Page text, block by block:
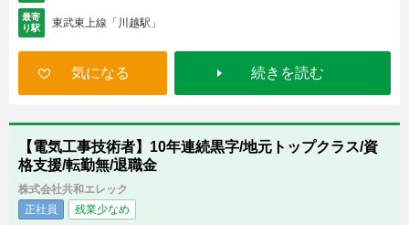
最寄
り駅
東武東上線「川越駅」
気になる 続きを読む
【電気工事技術者】10年連続黒字/地元トップクラス/資
格支援/転勤無/退職金
株式会社共和エレック
正社員
残業少なめ